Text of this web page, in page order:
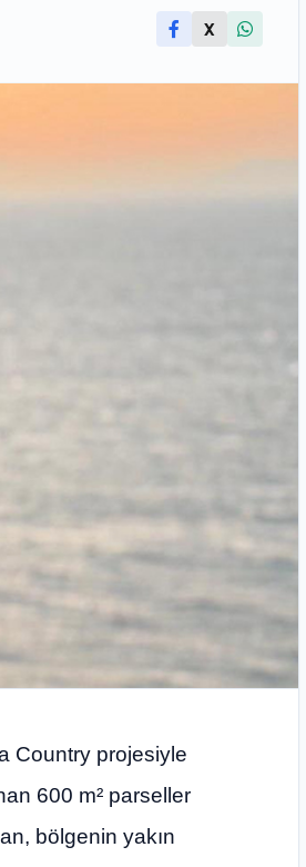
X
Country projesiyle
600 m² parseller
bölgenin yakın